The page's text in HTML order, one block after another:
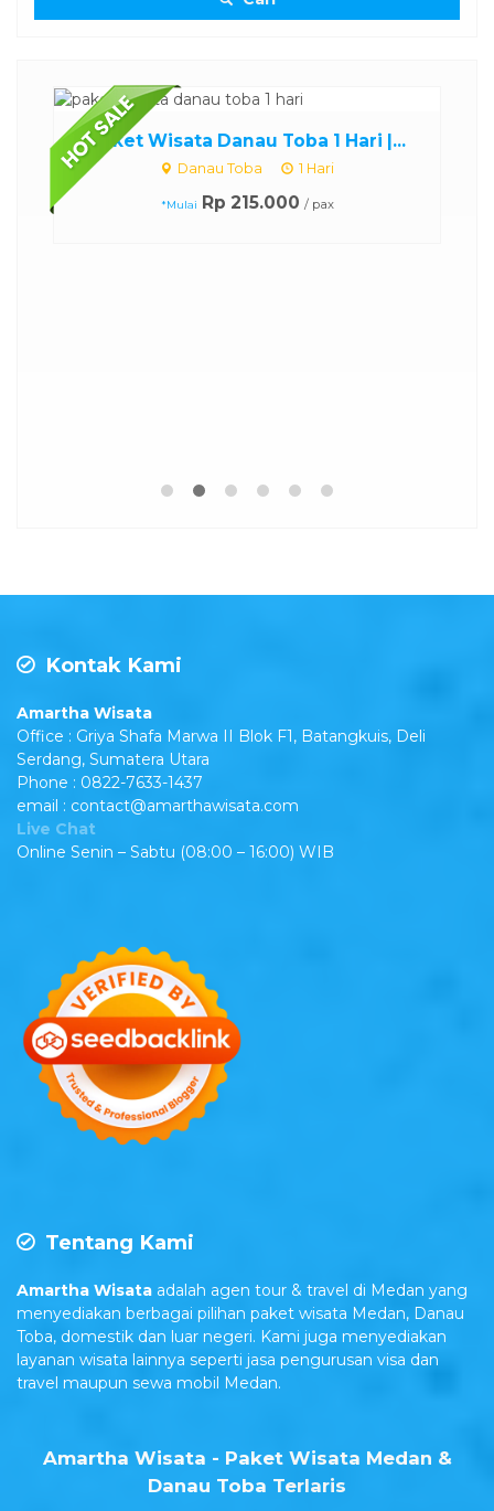
Paket Wisata Danau Toba 1 Hari |...
Danau Toba 1 Hari
*Mulai Rp 215.000 / pax
Kontak Kami
Amartha Wisata
Office : Griya Shafa Marwa II Blok F1, Batangkuis, Deli
Serdang, Sumatera Utara
Phone : 0822-7633-1437
email : contact@amarthawisata.com
Live Chat
Online Senin – Sabtu (08:00 – 16:00) WIB
Tentang Kami
Amartha Wisata adalah agen tour & travel di Medan yang
menyediakan berbagai pilihan paket wisata Medan, Danau
Toba, domestik dan luar negeri. Kami juga menyediakan
layanan wisata lainnya seperti jasa pengurusan visa dan
travel maupun sewa mobil Medan.
Amartha Wisata - Paket Wisata Medan &
Danau Toba Terlaris